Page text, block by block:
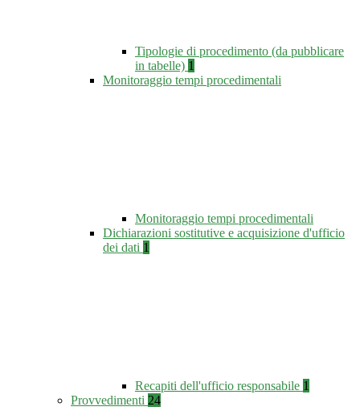
Tipologie di procedimento (da pubblicare
in tabelle) 1
Monitoraggio tempi procedimentali
Monitoraggio tempi procedimentali
Dichiarazioni sostitutive e acquisizione d'ufficio
dei dati 1
Recapiti dell'ufficio responsabile 1
Provvedimenti 24